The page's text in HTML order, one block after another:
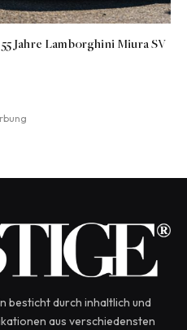
Jahre Lamborghini Miura SV
besticht durch inhaltlich und
aus verschiedensten